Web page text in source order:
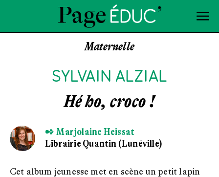
Maternelle
SYLVAIN ALZIAL
Hé ho, croco !
✒ Marjolaine Heissat
Librairie Quantin (Lunéville)
Cet album jeunesse met en scène un petit lapin